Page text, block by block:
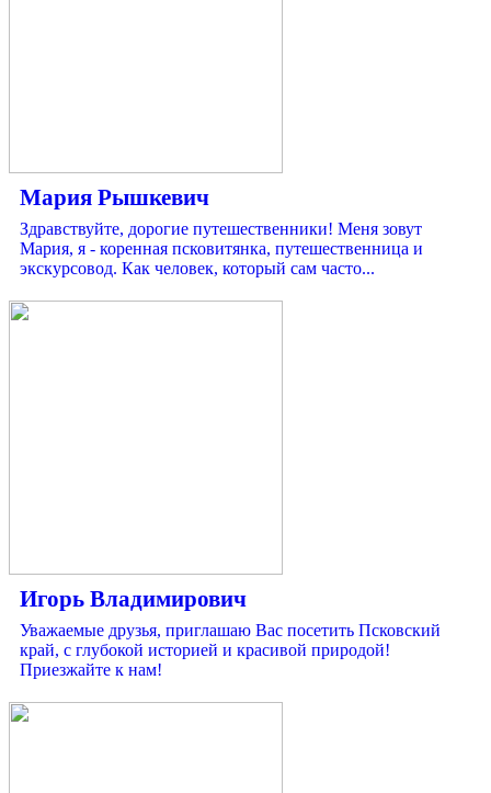
Мария Рышкевич
Здравствуйте, дорогие путешественники! Меня зовут
Мария, я - коренная псковитянка, путешественница и
экскурсовод. Как человек, который сам часто...
Игорь Владимирович
Уважаемые друзья, приглашаю Вас посетить Псковский
край, с глубокой историей и красивой природой!
Приезжайте к нам!